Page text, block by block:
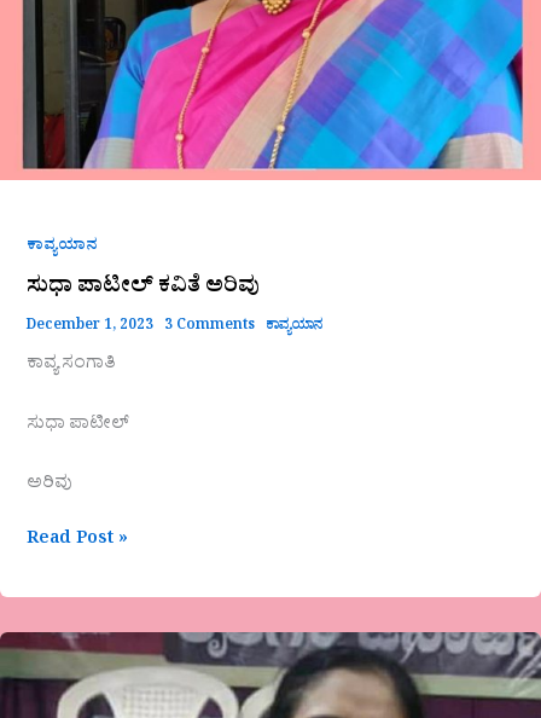
ಕಾವ್ಯಯಾನ
ಸುಧಾ ಪಾಟೀಲ್ ಕವಿತೆ ಅರಿವು
December 1, 2023 3 Comments ಕಾವ್ಯಯಾನ
ಕಾವ್ಯ ಸಂಗಾತಿ
ಸುಧಾ ಪಾಟೀಲ್
ಅರಿವು
Read Post »
ವಾಣಿ
ಯಡಹಳ್ಳಿಮಠ
ಗಜಲ್